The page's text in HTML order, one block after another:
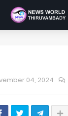
04, 2024